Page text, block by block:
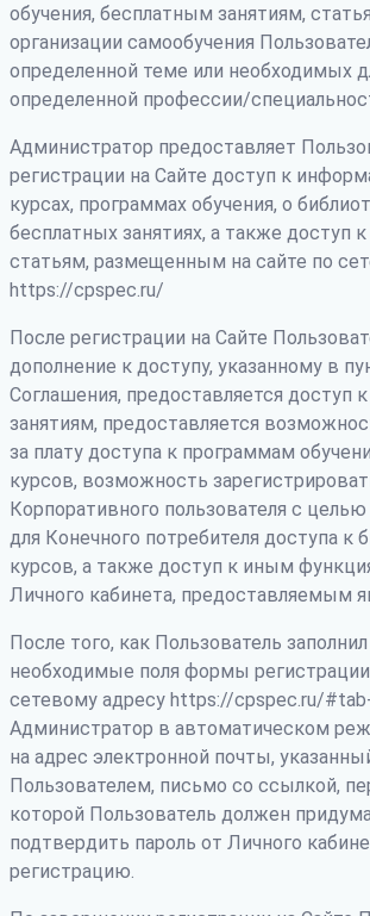
обучения, бесплатным занятиям,
организации самообучения
определенной теме или необходимых
определенной профессии/
Администратор предоставляет
регистрации на Сайте доступ к
курсах, программах обучения, о
бесплатных занятиях, а также доступ
статьям, размещенным на сайте по
https://cpspec.ru/
После регистрации на Сайте
дополнение к доступу, указанному в
Соглашения, предоставляется доступ
занятиям, предоставляется
за плату доступа к программам
курсов, возможность
Корпоративного пользователя с
для Конечного потребителя доступа к
курсов, а также доступ к иным
Личного кабинета, предоставляемым
После того, как Пользователь
необходимые поля формы регистрации
сетевому адресу https://cpspec.ru/
Администратор в автоматическом
на адрес электронной почты,
Пользователем, письмо со ссылкой,
которой Пользователь должен
подтвердить пароль от Личного
регистрацию.